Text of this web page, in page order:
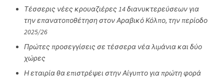
Τέσσερις νέες κρουαζιέρες 14διανυκτερεύσεων για
τηνεπανατοποθέτηση στονΑραβικόΚόλπο, την περίοδο
2025/26
Πρώτες προσεγγίσεις σε τέσσερα νέαλιμάνιακαι δύο
χώρες
Ηεταιρίαθαεπιστρέψει στηνΑίγυπτο για πρώτηφορά